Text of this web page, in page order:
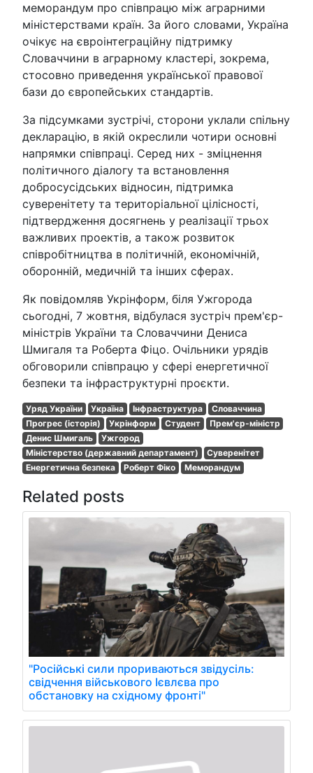
меморандум про співпрацю між аграрними
міністерствами країн. За його словами, Україна
очікує на євроінтеграційну підтримку
Словаччини в аграрному кластері, зокрема,
стосовно приведення української правової
бази до європейських стандартів.
За підсумками зустрічі, сторони уклали спільну
декларацію, в якій окреслили чотири основні
напрямки співпраці. Серед них - зміцнення
політичного діалогу та встановлення
добросусідських відносин, підтримка
суверенітету та територіальної цілісності,
підтвердження досягнень у реалізації трьох
важливих проектів, а також розвиток
співробітництва в політичній, економічній,
оборонній, медичній та інших сферах.
Як повідомляв Укрінформ, біля Ужгорода
сьогодні, 7 жовтня, відбулася зустріч прем'єр-
міністрів України та Словаччини Дениса
Шмигаля та Роберта Фіцо. Очільники урядів
обговорили співпрацю у сфері енергетичної
безпеки та інфраструктурні проєкти.
Уряд України Україна Інфраструктура
Словаччина
Прогрес (історія)
Укрінформ Студент
Прем'єр-міністр
Денис Шмигаль
Ужгород
Міністерство (державний департамент)
Суверенітет
Енергетична безпека
Роберт Фіко Меморандум
Related posts
"Російські сили прориваються звідусіль:
свідчення військового Ієвлєва про
обстановку на східному фронті"